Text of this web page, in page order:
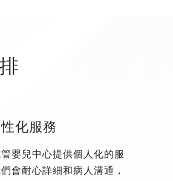
化服務
嬰兒中心提供個人化的服
會耐心詳細和病人溝通，